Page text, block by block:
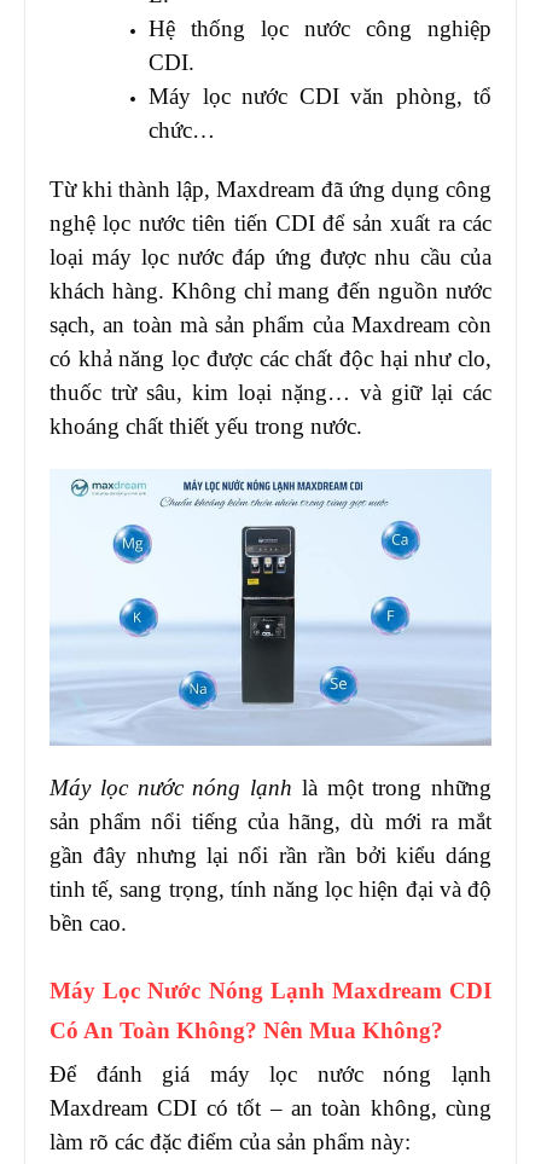
Hệ thống lọc nước công nghiệp
CDI.
Máy lọc nước CDI văn phòng, tổ
chức…
Từ khi thành lập, Maxdream đã ứng dụng công
nghệ lọc nước tiên tiến CDI để sản xuất ra các
loại máy lọc nước đáp ứng được nhu cầu của
khách hàng. Không chỉ mang đến nguồn nước
sạch, an toàn mà sản phẩm của Maxdream còn
có khả năng lọc được các chất độc hại như clo,
thuốc trừ sâu, kim loại nặng… và giữ lại các
khoáng chất thiết yếu trong nước.
Máy lọc nước nóng lạnh là một trong những
sản phẩm nổi tiếng của hãng, dù mới ra mắt
gần đây nhưng lại nổi rần rần bởi kiểu dáng
tinh tế, sang trọng, tính năng lọc hiện đại và độ
bền cao.
Máy Lọc Nước Nóng Lạnh Maxdream CDI
Có An Toàn Không? Nên Mua Không?
Để đánh giá máy lọc nước nóng lạnh
Maxdream CDI có tốt – an toàn không, cùng
làm rõ các đặc điểm của sản phẩm này: